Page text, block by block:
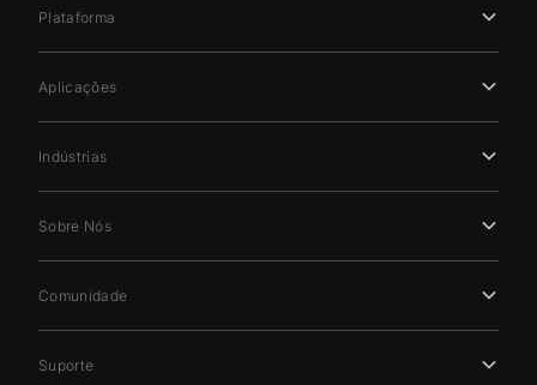
Plataforma
Aplicações
Indústrias
Sobre Nós
Comunidade
Suporte